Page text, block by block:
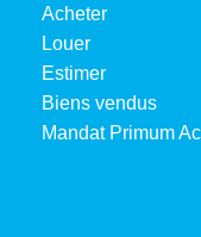
Acheter
Louer
Estimer
Biens vendus
Mandat Primum